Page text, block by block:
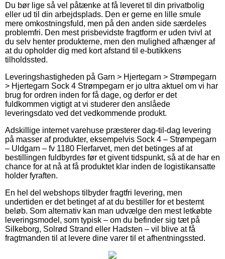
Du bør lige så vel påtænke at få leveret til din privatbolig
eller ud til din arbejdsplads. Den er gerne en lille smule
mere omkostningsfuld, men på den anden side særdeles
problemfri. Den mest prisbevidste fragtform er uden tvivl at
du selv henter produkterne, men den mulighed afhænger af
at du opholder dig med kort afstand til e-butikkens
tilholdssted.
Leveringshastigheden på Garn > Hjertegarn > Strømpegarn
> Hjertegarn Sock 4 Strømpegarn er jo ultra aktuel om vi har
brug for ordren inden for få dage, og derfor er det
fuldkommen vigtigt at vi studerer den anslåede
leveringsdato ved det vedkommende produkt.
Adskillige internet varehuse præsterer dag-til-dag levering
på masser af produkter, eksempelvis Sock 4 – Strømpegarn
– Uldgarn – fv 1180 Flerfarvet, men det betinges af at
bestillingen fuldbyrdes før et givent tidspunkt, så at de har en
chance for at nå at få produktet klar inden de logistikansatte
holder fyraften.
En hel del webshops tilbyder fragtfri levering, men
undertiden er det betinget af at du bestiller for et bestemt
beløb. Som alternativ kan man udvælge den mest letkøbte
leveringsmodel, som typisk – om du befinder sig tæt på
Silkeborg, Solrød Strand eller Hadsten – vil blive at få
fragtmanden til at levere dine varer til et afhentningssted.